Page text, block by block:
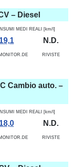
– Diesel
MEDI REALI [km/l]
19,1 N.D.
RIVISTE
Cambio auto. –
MEDI REALI [km/l]
18,0 N.D.
RIVISTE